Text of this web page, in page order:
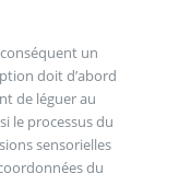
un
doit d’abord
de léguer au
le processus du
sensorielles
du